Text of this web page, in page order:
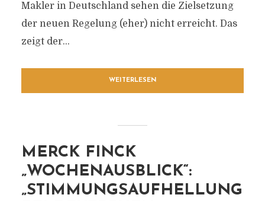
Makler in Deutschland sehen die Zielsetzung
der neuen Regelung (eher) nicht erreicht. Das
zeigt der...
WEITERLESEN
MERCK FINCK
„WOCHENAUSBLICK“:
„STIMMUNGSAUFHELLUNG